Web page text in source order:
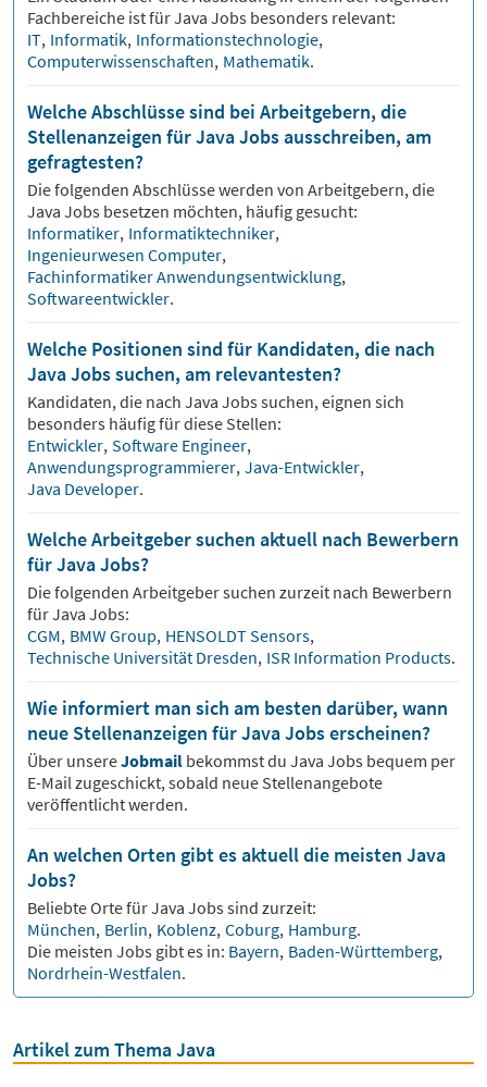
Fachbereiche ist fürJava Jobs besonders relevant:
IT, Informatik, Informationstechnologie,
Computerwissenschaften, Mathematik.
Welche Abschlüsse sind bei Arbeitgebern, die
Stellenanzeigen für Java Jobs ausschreiben, am
gefragtesten?
Die folgenden Abschlüsse werden von Arbeitgebern, die
Java Jobs besetzen möchten, häufig gesucht:
Informatiker, Informatiktechniker,
Ingenieurwesen Computer,
Fachinformatiker Anwendungsentwicklung,
Softwareentwickler.
Welche Positionen sind für Kandidaten, die nach
Java Jobs suchen, am relevantesten?
Kandidaten, die nach Java Jobs suchen, eignen sich
besonders häufig für diese Stellen:
Entwickler, Software Engineer,
Anwendungsprogrammierer, Java-Entwickler,
Java Developer.
Welche Arbeitgeber suchen aktuell nach Bewerbern
für Java Jobs?
Die folgenden Arbeitgeber suchen zurzeit nach Bewerbern
fürJava Jobs:
CGM, BMW Group, HENSOLDT Sensors,
Technische Universität Dresden, ISR Information Products.
Wie informiert man sich am besten darüber, wann
neue Stellenanzeigen für Java Jobs erscheinen?
Über unsereJobmail bekommst du Java Jobs bequem per
E-Mail zugeschickt, sobald neue Stellenangebote
veröffentlicht werden.
An welchen Orten gibt es aktuell die meisten Java
Jobs?
Beliebte Orte fürJava Jobs sind zurzeit:
München, Berlin, Koblenz, Coburg, Hamburg.
Die meisten Jobs gibt es in: Bayern, Baden-Württemberg,
Nordrhein-Westfalen.
Artikel zum Thema Java